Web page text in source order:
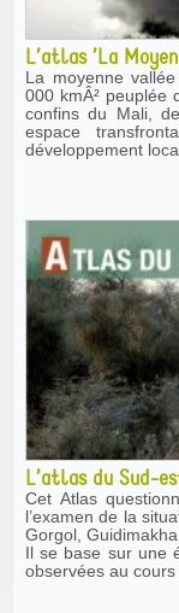
L’atlas ’La
La moyenne
000 kmÂ² peuplée
confins du Mali,
espace
développement
L’atlas du Sud-
Cet Atlas
l’examen de la
Gorgol,
Il se base sur une
observées au